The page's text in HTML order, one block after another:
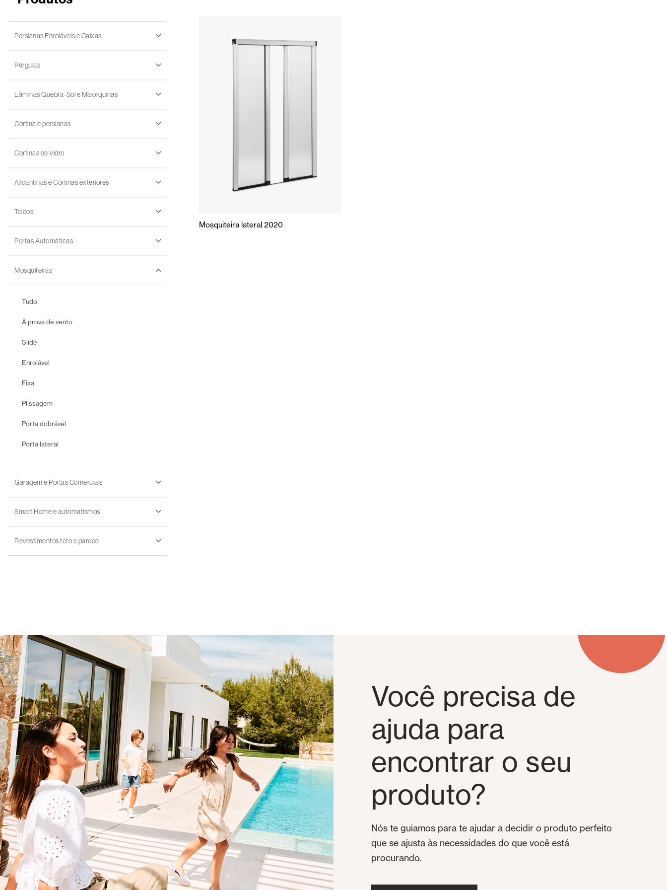
Persianas Enroláveis e Caixas
Pérgulas
Lâminas Quebra-Sol e Maiorquinas
Cortina e persianas
Cortinas de Vidro
Alicantinas e Cortinas exteriores
Toldos
Portas Automáticas
Mosquiteiras
Tudo
À prova de vento
Slide
Enrolável
Fixa
Plissagem
Porta dobrável
Porta lateral
Garagem e Portas Comerciais
Smart Home e automatismos
Revestimentos teto e parede
Mosquiteira lateral 2020
Você precisa de
ajuda para
encontrar o seu
produto?
Nós te guiamos para te ajudar a decidir o produto perfeito
que se ajusta às necessidades do que você está
procurando.